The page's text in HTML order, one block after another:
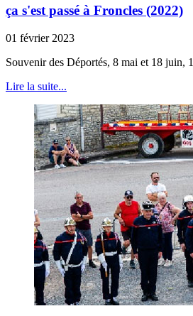
ça s'est passé à Froncles (2022)
01 février 2023
Souvenir des Déportés, 8 mai et 18 juin,
Lire la suite...